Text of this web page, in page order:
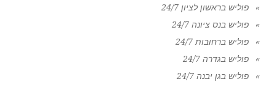
פוליש בראשון לציון 24/7
פוליש בנס ציונה 24/7
פוליש ברחובות 24/7
פוליש בגדרה 24/7
פוליש בגן יבנה 24/7